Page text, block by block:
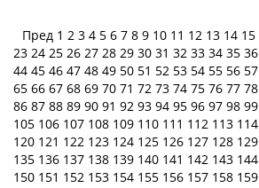
Пред 1 2 3 4 5 6 7 8 9 10 11 12 13 14 15
23 24 25 26 27 28 29 30 31 32 33 34 35 36
44 45 46 47 48 49 50 51 52 53 54 55 56 57
65 66 67 68 69 70 71 72 73 74 75 76 77 78
86 87 88 89 90 91 92 93 94 95 96 97 98 99
105 106 107 108 109 110 111 112 113 114
120 121 122 123 124 125 126 127 128 129
135 136 137 138 139 140 141 142 143 144
150 151 152 153 154 155 156 157 158 159